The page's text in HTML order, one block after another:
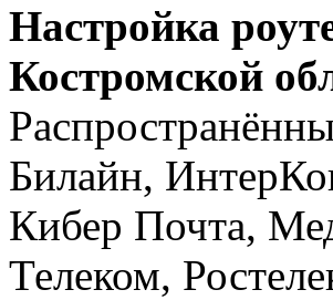
Настройка
Костромской
Билайн,
Кибер Почта,
Телеком,